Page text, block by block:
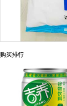
购买排行